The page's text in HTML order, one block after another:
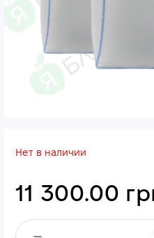
Нет в наличии
11 300.00